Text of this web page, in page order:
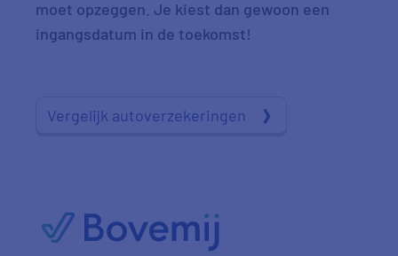
moet opzeggen. Je kiest dan gewoon een
ingangsdatum in de toekomst!
Vergelijk autoverzekeringen